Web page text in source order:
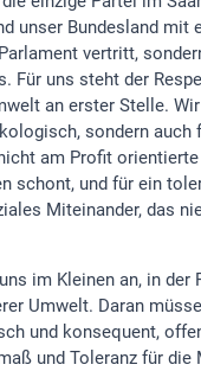
unser Bundesland mit
vertritt,
Für uns steht der
an erster Stelle.
sondern auch
am Profit
schont, und für ein
Miteinander, das
im Kleinen an, in der
Umwelt. Daran
und konsequent,
und Toleranz für die